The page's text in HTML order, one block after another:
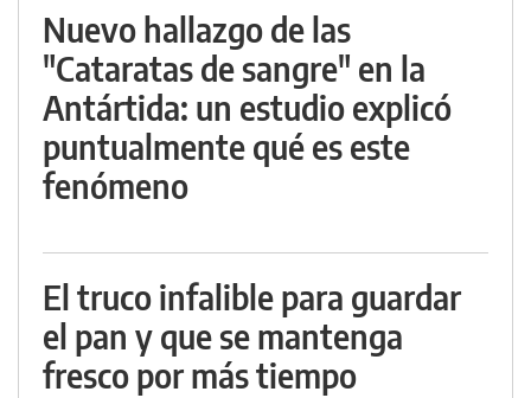
Nuevo hallazgo de las
"Cataratas de sangre" en la
Antártida: un estudio explicó
puntualmente qué es este
fenómeno
El truco infalible para guardar
el pan y que se mantenga
fresco por más tiempo